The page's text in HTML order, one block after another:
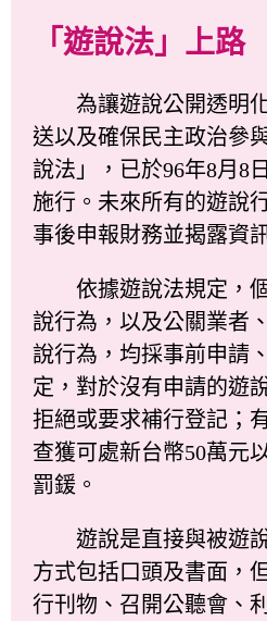
「遊說法」上路
為讓遊說公開透明化
送以及確保民主政治參
說法」，已於96年8月8
施行。未來所有的遊說
事後申報財務並揭露資
依據遊說法規定，個
說行為，以及公關業者
說行為，均採事前申請
定，對於沒有申請的遊
拒絕或要求補行登記；
查獲可處新台幣50萬元
罰鍰。
遊說是直接與被遊說
方式包括口頭及書面，
行刊物、召開公聽會、